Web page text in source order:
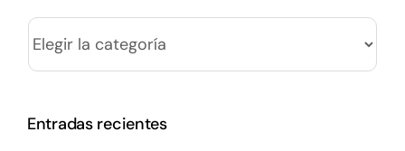
Categorías
Entradas recientes